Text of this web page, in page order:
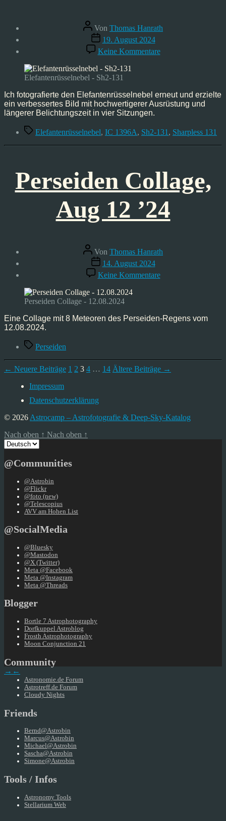
Beitragsautor
Von Thomas Hanrath
Veröffentlichungsdatum
19. August 2024
Keine Kommentarezu
Sh2-
Jul’24
Elefantenrüsselnebel - Sh2-131
Ich fotografierte den Elefantenrüsselnebel erneut und erzielte
ein verbessertes Bild mit hochwertigerer Ausrüstung und
längerer Belichtungszeit in vier Sitzungen.
Schlagwörter
Elefantenrüsselnebel, IC 1396A, Sh2-131 , Sharpless 131
Perseiden Collage,
Aug 12 ’24
Beitragsautor
Von Thomas Hanrath
Veröffentlichungsdatum
14. August 2024
Keine Kommentarezu
Perseiden
’24
Perseiden Collage - 12.08.2024
Eine Collage mit 8 Meteoren des Perseiden-Regens vom
12.08.2024.
Schlagwörter
Perseiden
Seitennummerierung
Beiträge
← Neuere Beiträge 1 2 3 4 … 14 Ältere Beiträge →
Impressum
Datenschutzerklärung
© 2026Astrocamp – Astrofotografie & Deep-Sky-Katalog
Nach oben ↑ Nach oben ↑
Sprache
auswählen
@Communities
@Astrobin
@Flickr
@foto (new)
@Telescopius
AVV am Hohen List
@SocialMedia
@Bluesky
@Mastodon
@X (Twitter)
Meta @Facebook
Meta @Instagram
Meta @Threads
Blogger
Bortle 7 Astrophotography
Dorfkuppel Astroblog
Frosth Astrophotography
Moon Conjunction 21
Community
Astronomie.de Forum
Astrotreff.de Forum
Cloudy Nights
Friends
Bernd@Astrobin
Marcus@Astrobin
Michael@Astrobin
Sascha@Astrobin
Simone@Astrobin
Tools / Infos
Astronomy Tools
Stellarium Web
→ ←